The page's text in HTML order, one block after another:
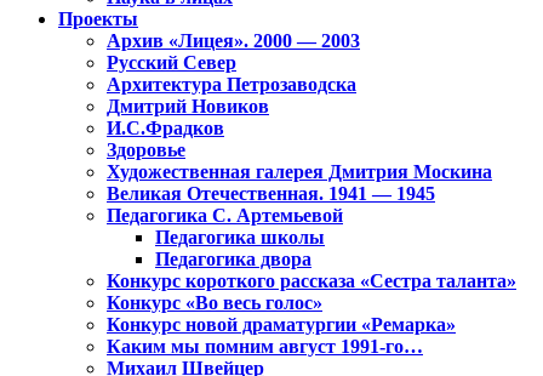
Проекты
Архив «Лицея». 2000 — 2003
Русский Север
Архитектура Петрозаводска
Дмитрий Новиков
И.С.Фрадков
Здоровье
Художественная галерея Дмитрия Москина
Великая Отечественная. 1941 — 1945
Педагогика С. Артемьевой
Педагогика школы
Педагогика двора
Конкурс короткого рассказа «Сестра таланта»
Конкурс «Во весь голос»
Конкурс новой драматургии «Ремарка»
Каким мы помним август 1991-го…
Михаил Швейцер